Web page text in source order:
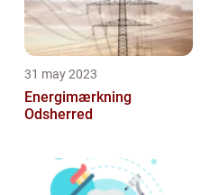
31 may 2023
Energimærkning
Odsherred